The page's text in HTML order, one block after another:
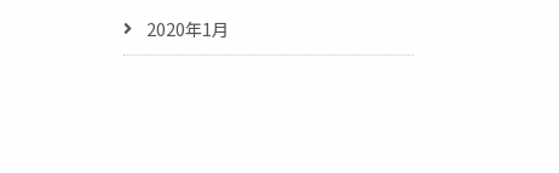
2020年1月